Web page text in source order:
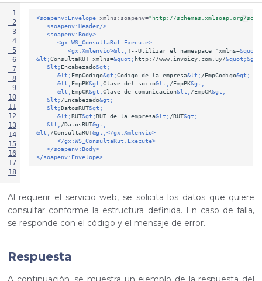
1
2
3
4
5
6
7
8
9
10
11
12
13
14
15
16
17
18
<soapenv:Envelope xmlns:soapenv="http://schemas.xmlsoap.org/
<soapenv:Header/>
<soapenv:Body>
<gx:WS_ConsultaRut.Execute>
<gx:Xmlenvio>&lt; !--Utilizar el namespace 'xmlns=&quot;
&lt;ConsultaRUT xmlns=&quot; http://www.invoicy.com.uy/&quot;&gt;
&lt; Encabezado&gt;
&lt; EmpCodigo&gt;Codigo de la empresa&lt; /EmpCodigo&gt;
&lt; EmpPK&gt;Clave del socio&lt; /EmpPK&gt;
&lt; EmpCK&gt;Clave de comunicacion&lt; /EmpCK&gt;
&lt; /Encabezado&gt;
&lt; DatosRUT&gt;
&lt; RUT&gt; RUT de la empresa&lt; /RUT&gt;
&lt; /DatosRUT&gt;
&lt; /ConsultaRUT&gt;</gx:Xmlenvio>
</gx:WS_ConsultaRut.Execute>
</soapenv:Body>
</soapenv:Envelope>
Al requerir el servicio web, se solicita los datos que quiere
consultar conforme la estructura definida. En caso de falla,
se responde con el código y el mensaje de error.
Respuesta